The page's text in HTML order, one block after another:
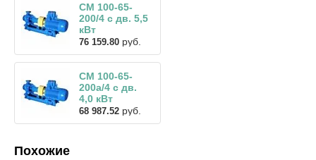
СМ 100-65-
200/4 с дв. 5,5
кВт
76 159.80 руб.
СМ 100-65-
200а/4 с дв.
4,0 кВт
68 987.52 руб.
Похожие